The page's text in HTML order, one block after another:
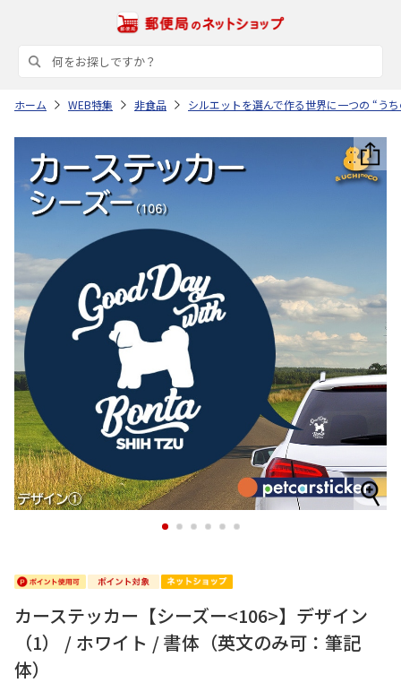
ホーム WEB特集 非食品 シルエットを選んで作る世界に一つの “う
1 2 3 4 5 6
カーステッカー【シーズー<106>】デザイン
（1） / ホワイト / 書体（英文のみ可：筆記
体）